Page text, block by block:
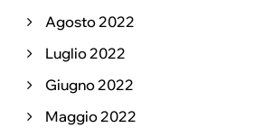
Agosto 2022
Luglio 2022
Giugno 2022
Maggio 2022